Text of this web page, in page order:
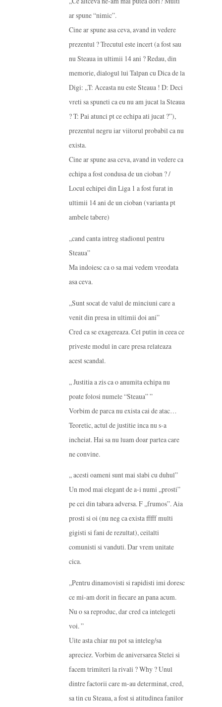
ar spune “nimic”.
Cine ar spune asa ceva, avand in vedere
prezentul ? Trecutul este incert (a fost sau
nu Steaua in ultimii 14 ani ? Redau, din
memorie, dialogul lui Talpan cu Dica de la
Digi: ,,T: Aceasta nu este Steaua ! D: Deci
vreti sa spuneti ca eu nu am jucat la Steaua
? T: Pai atunci pt ce echipa ati jucat ?”),
prezentul negru iar viitorul probabil ca nu
exista.
Cine ar spune asa ceva, avand in vedere ca
echipa a fost condusa de un cioban ? /
Locul echipei din Liga 1 a fost furat in
ultimii 14 ani de un cioban (varianta pt
ambele tabere)
,,cand canta intreg stadionul pentru
Steaua”
Ma indoiesc ca o sa mai vedem vreodata
asa ceva.
,,Sunt socat de valul de minciuni care a
venit din presa in ultimii doi ani”
Cred ca se exagereaza. Cel putin in ceea ce
priveste modul in care presa relateaza
acest scandal.
,, Justitia a zis ca o anumita echipa nu
poate folosi numele “Steaua” ”
Vorbim de parca nu exista cai de atac…
Teoretic, actul de justitie inca nu s-a
incheiat. Hai sa nu luam doar partea care
ne convine.
,, acesti oameni sunt mai slabi cu duhul”
Un mod mai elegant de a-i numi ,,prosti”
pe cei din tabara adversa. F ,,frumos”. Aia
prosti si oi (nu neg ca exista fffff multi
gigisti si fani de rezultat), ceilalti
comunisti si vanduti. Dar vrem unitate
cica.
,,Pentru dinamovisti si rapidisti imi doresc
ce mi-am dorit in fiecare an pana acum.
Nu o sa reproduc, dar cred ca intelegeti
voi. ”
Uite asta chiar nu pot sa inteleg/sa
apreciez. Vorbim de aniversarea Stelei si
facem trimiteri la rivali ? Why ? Unul
dintre factorii care m-au determinat, cred,
sa tin cu Steaua, a fost si atitudinea fanilor